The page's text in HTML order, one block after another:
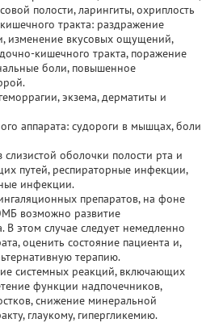
полости, ларингиты, охриплость
тракта: раздражение
изменение вкусовых ощущений,
кишечного тракта, поражение
боли, повышенное
экзема, дерматиты и
аппарата: судороги в мышцах, боли
оболочки полости рта и
путей, респираторные инфекции,
инфекции.
препаратов, на фоне
возможно развитие
В этом случае следует немедленно
оценить состояние пациента и,
терапию.
системных реакций, включающих
функции надпочечников,
снижение минеральной
глаукому, гипергликемию.